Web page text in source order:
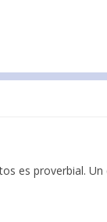
es proverbial.